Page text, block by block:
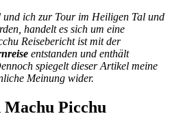
ich zur Tour im Heiligen Tal und
handelt es sich um eine
Reisebericht ist mit der
entstanden und enthält
spiegelt dieser Artikel meine
Meinung wider.
Picchu